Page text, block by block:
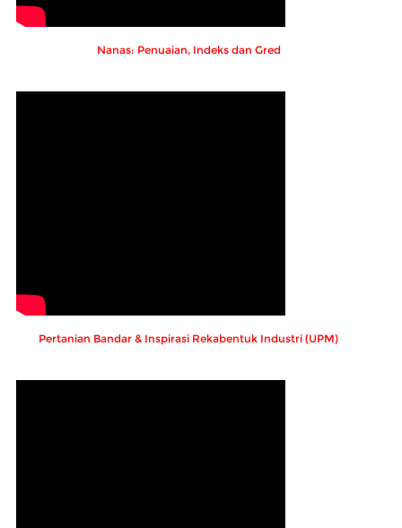
Nanas: Penuaian, Indeks dan Gred
Pertanian Bandar & Inspirasi Rekabentuk Industri (UPM)